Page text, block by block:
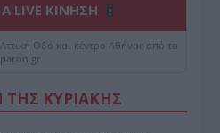
LIVE ΚΙΝΗΣΗ
Οδό και κέντρο Αθήνας από το
paron.gr
ΚΥΡΙΑΚΗΣ